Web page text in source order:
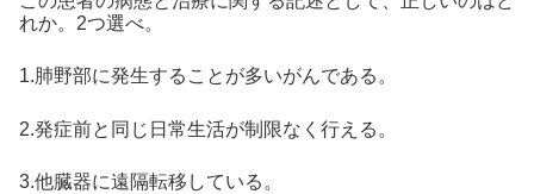
れか。2つ選べ。
1.肺野部に発生することが多いがんである。
2.発症前と同じ日常生活が制限なく行える。
3.他臓器に遠隔転移している。